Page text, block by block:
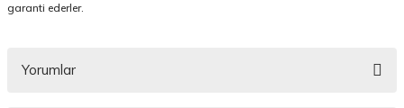
garanti ederler.
Yorumlar